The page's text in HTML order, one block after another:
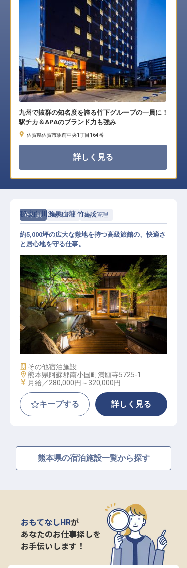
九州で抜群の知名度を誇る竹下グループの一員に！
駅チカ＆APAのブランド力も強み
佐賀県佐賀市駅前中央1丁目164番
詳しく見る
正社員 施設管理 施設管理
施設管理スタッフ│引越し補助・寮
有／面接交通費全額負担／月6～8日
休み
秘境白川源泉山荘 竹ふえ
約5,000坪の広大な敷地を持つ高級旅館の、快適さ
と居心地を守る仕事。
施設業態
その他宿泊施設
勤務地
熊本県阿蘇郡南小国町満願寺5725-1
給与
月給／280,000円～ 320,000円
キープする 詳しく見る
熊本県の宿泊施設一覧から探す
おもてなしHRが
あなたのお仕事探しを
お手伝いします！